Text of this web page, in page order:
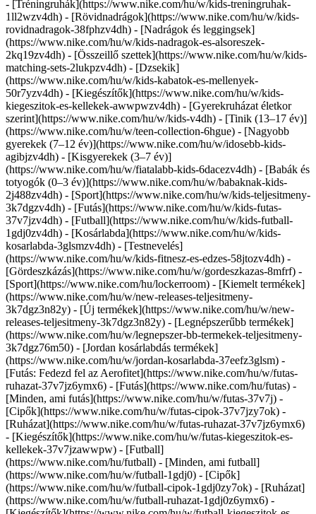
- [Tréningruhák](https://www.nike.com/hu/w/kids-treningruhak-
1ll2wzv4dh) - [Rövidnadrágok](https://www.nike.com/hu/w/kids-
rovidnadragok-38fphzv4dh) - [Nadrágok és leggingsek]
(https://www.nike.com/hu/w/kids-nadragok-es-alsoreszek-
2kq19zv4dh) - [Összeillő szettek](https://www.nike.com/hu/w/kids-
matching-sets-2lukpzv4dh) - [Dzsekik]
(https://www.nike.com/hu/w/kids-kabatok-es-mellenyek-
50r7yzv4dh) - [Kiegészítők](https://www.nike.com/hu/w/kids-
kiegeszitok-es-kellekek-awwpwzv4dh) - [Gyerekruházat életkor
szerint](https://www.nike.com/hu/w/kids-v4dh) - [Tinik (13–17 év)]
(https://www.nike.com/hu/w/teen-collection-6hgue) - [Nagyobb
gyerekek (7–12 év)](https://www.nike.com/hu/w/idosebb-kids-
agibjzv4dh) - [Kisgyerekek (3–7 év)]
(https://www.nike.com/hu/w/fiatalabb-kids-6dacezv4dh) - [Babák és
totyogók (0–3 év)](https://www.nike.com/hu/w/babaknak-kids-
2j488zv4dh) - [Sport](https://www.nike.com/hu/w/kids-teljesitmeny-
3k7dgzv4dh) - [Futás](https://www.nike.com/hu/w/kids-futas-
37v7jzv4dh) - [Futball](https://www.nike.com/hu/w/kids-futball-
1gdj0zv4dh) - [Kosárlabda](https://www.nike.com/hu/w/kids-
kosarlabda-3glsmzv4dh) - [Testnevelés]
(https://www.nike.com/hu/w/kids-fitnesz-es-edzes-58jtozv4dh) -
[Gördeszkázás](https://www.nike.com/hu/w/gordeszkazas-8mfrf) -
[Sport](https://www.nike.com/hu/lockerroom) - [Kiemelt termékek]
(https://www.nike.com/hu/w/new-releases-teljesitmeny-
3k7dgz3n82y) - [Új termékek](https://www.nike.com/hu/w/new-
releases-teljesitmeny-3k7dgz3n82y) - [Legnépszerűbb termékek]
(https://www.nike.com/hu/w/legnepszer-bb-termekek-teljesitmeny-
3k7dgz76m50) - [Jordan kosárlabdás termékek]
(https://www.nike.com/hu/w/jordan-kosarlabda-37eefz3glsm) -
[Futás: Fedezd fel az Aerofitet](https://www.nike.com/hu/w/futas-
ruhazat-37v7jz6ymx6) - [Futás](https://www.nike.com/hu/futas) -
[Minden, ami futás](https://www.nike.com/hu/w/futas-37v7j) -
[Cipők](https://www.nike.com/hu/w/futas-cipok-37v7jzy7ok) -
[Ruházat](https://www.nike.com/hu/w/futas-ruhazat-37v7jz6ymx6)
- [Kiegészítők](https://www.nike.com/hu/w/futas-kiegeszitok-es-
kellekek-37v7jzawwpw) - [Futball]
(https://www.nike.com/hu/futball) - [Minden, ami futball]
(https://www.nike.com/hu/w/futball-1gdj0) - [Cipők]
(https://www.nike.com/hu/w/futball-cipok-1gdj0zy7ok) - [Ruházat]
(https://www.nike.com/hu/w/futball-ruhazat-1gdj0z6ymx6) -